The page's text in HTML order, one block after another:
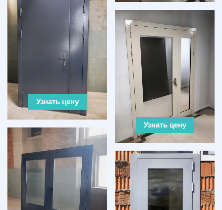
Узнать цену
Узнать цену